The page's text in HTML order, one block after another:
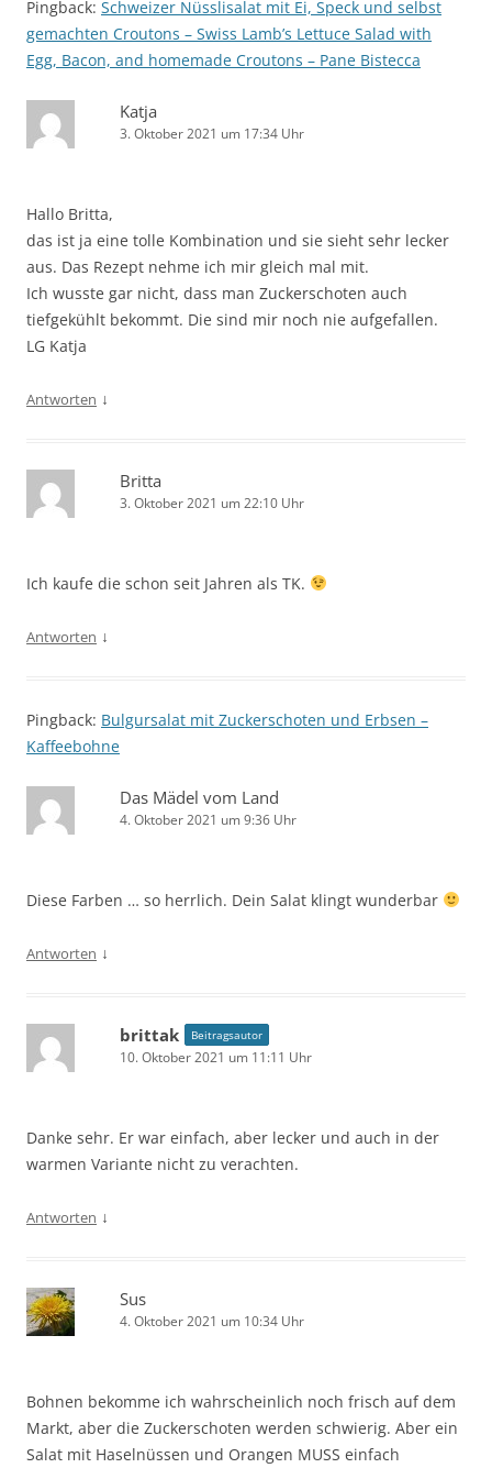
Pingback: Schweizer Nüsslisalat mit Ei, Speck und selbst
gemachten Croutons – Swiss Lamb’s Lettuce Salad with
Egg, Bacon, and homemade Croutons – Pane Bistecca
Katja
3. Oktober 2021 um 17:34 Uhr
Hallo Britta,
das ist ja eine tolle Kombination und sie sieht sehr lecker
aus. Das Rezept nehme ich mir gleich mal mit.
Ich wusste gar nicht, dass man Zuckerschoten auch
tiefgekühlt bekommt. Die sind mir noch nie aufgefallen.
LG Katja
Antworten ↓
Britta
3. Oktober 2021 um 22:10 Uhr
Ich kaufe die schon seit Jahren als TK.
Antworten ↓
Pingback: Bulgursalat mit Zuckerschoten und Erbsen –
Kaffeebohne
Das Mädel vom Land
4. Oktober 2021 um 9:36 Uhr
Diese Farben … so herrlich. Dein Salat klingt wunderbar
Antworten ↓
brittak Beitragsautor
10. Oktober 2021 um 11:11 Uhr
Danke sehr. Er war einfach, aber lecker und auch in der
warmen Variante nicht zu verachten.
Antworten ↓
Sus
4. Oktober 2021 um 10:34 Uhr
Bohnen bekomme ich wahrscheinlich noch frisch auf dem
Markt, aber die Zuckerschoten werden schwierig. Aber ein
Salat mit Haselnüssen und Orangen MUSS einfach